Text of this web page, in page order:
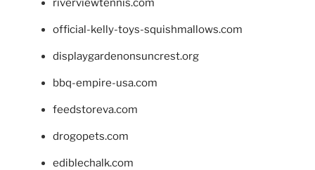
riverviewtennis.com
official-kelly-toys-squishmallows.com
displaygardenonsuncrest.org
bbq-empire-usa.com
feedstoreva.com
drogopets.com
ediblechalk.com